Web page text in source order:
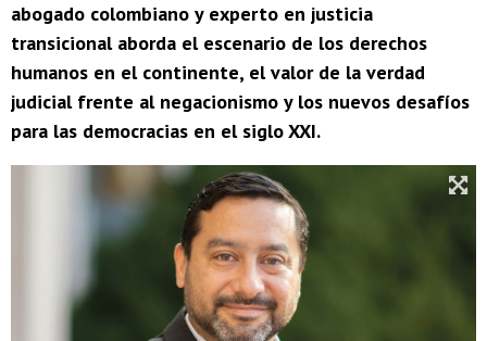
abogado colombiano y experto en justicia
transicional aborda el escenario de los derechos
humanos en el continente, el valor de la verdad
judicial frente al negacionismo y los nuevos desafíos
para las democracias en el siglo XXI.